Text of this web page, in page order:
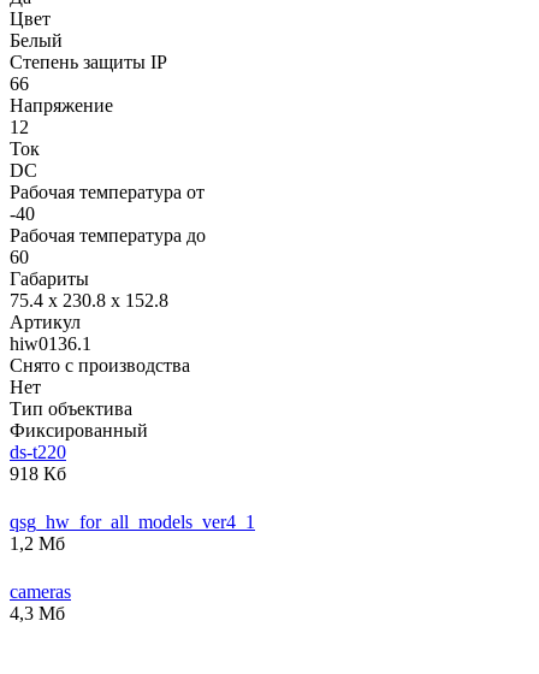
Цвет
Белый
Степень защиты IP
66
Напряжение
12
Ток
DC
Рабочая температура от
-40
Рабочая температура до
60
Габариты
75.4 х 230.8 х 152.8
Артикул
hiw0136.1
Снято с производства
Нет
Тип объектива
Фиксированный
ds-t220
918 Кб
qsg_hw_for_all_models_ver4_1
1,2 Мб
cameras
4,3 Мб